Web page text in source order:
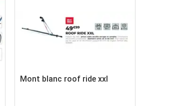
Mont blanc roof ride xxl